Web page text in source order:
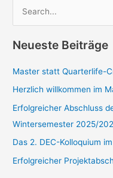
e
n
:
Neueste Beiträge
Master statt Quarterlife-
Herzlich willkommen im
Erfolgreicher Abschluss
Wintersemester 2025/
Das 2. DEC-Kolloquium
Erfolgreicher